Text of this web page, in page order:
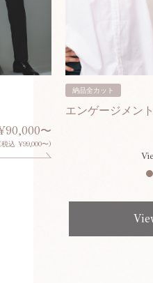
〜
(税込 ¥99,000〜)
納品全カット
エンゲージメン